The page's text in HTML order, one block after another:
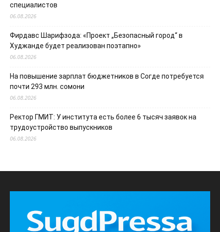
специалистов
06.08.2026
Фирдавс Шарифзода: «Проект „Безопасный город“ в
Худжанде будет реализован поэтапно»
06.08.2026
На повышение зарплат бюджетников в Согде потребуется
почти 293 млн. сомони
06.08.2026
Ректор ГМИТ: У института есть более 6 тысяч заявок на
трудоустройство выпускников
06.08.2026